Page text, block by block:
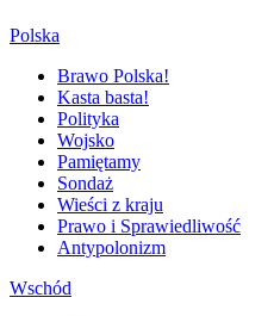
Polska
Brawo Polska!
Kasta basta!
Polityka
Wojsko
Pamiętamy
Sondaż
Wieści z kraju
Prawo i Sprawiedliwość
Antypolonizm
Wschód